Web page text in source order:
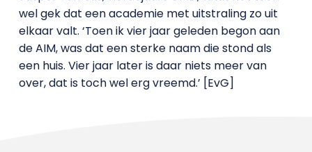
wel gek dat een academie met uitstraling zo uit
elkaar valt. ‘Toen ik vier jaar geleden begon aan
de AIM, was dat een sterke naam die stond als
een huis. Vier jaar later is daar niets meer van
over, dat is toch wel erg vreemd.’ [EvG]